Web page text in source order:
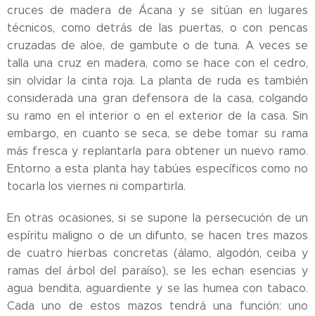
cruces de madera de Ácana y se sitúan en lugares
técnicos, como detrás de las puertas, o con pencas
cruzadas de aloe, de gambute o de tuna. A veces se
talla una cruz en madera, como se hace con el cedro,
sin olvidar la cinta roja. La planta de ruda es también
considerada una gran defensora de la casa, colgando
su ramo en el interior o en el exterior de la casa. Sin
embargo, en cuanto se seca, se debe tomar su rama
más fresca y replantarla para obtener un nuevo ramo.
Entorno a esta planta hay tabúes específicos como no
tocarla los viernes ni compartirla.
En otras ocasiones, si se supone la persecución de un
espíritu maligno o de un difunto, se hacen tres mazos
de cuatro hierbas concretas (álamo, algodón, ceiba y
ramas del árbol del paraíso), se les echan esencias y
agua bendita, aguardiente y se las humea con tabaco.
Cada uno de estos mazos tendrá una función: uno